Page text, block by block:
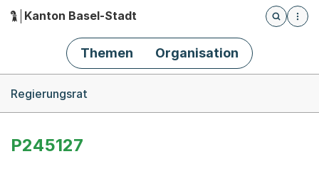
Hauptnavigation
Kanton Basel-Stadt
Öffnet
Themen Organisation
Regierungsrat
P245127